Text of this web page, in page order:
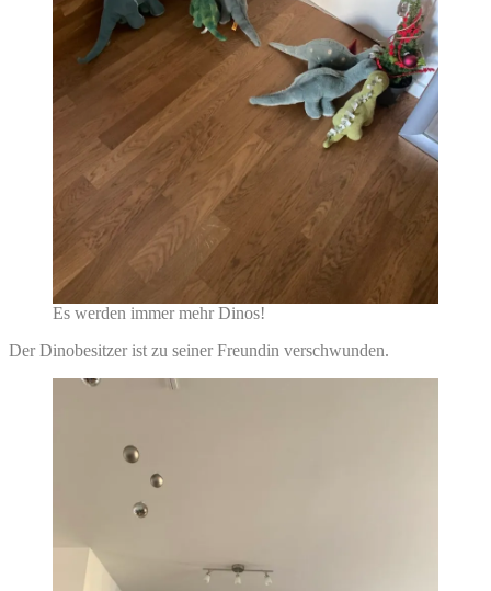
Es werden immer mehr Dinos!
Der Dinobesitzer ist zu seiner Freundin verschwunden.